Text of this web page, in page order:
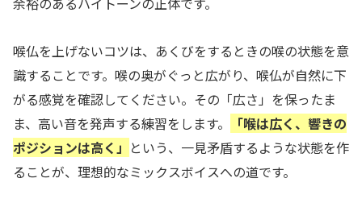
喉仏を上げないコツは、あくびをするときの喉の状態を意
識することです。喉の奥がぐっと広がり、喉仏が自然に下
がる感覚を確認してください。その「広さ」を保ったま
ま、高い音を発声する練習をします。
「喉は広く、響きの
ポジションは高く」 という、一見矛盾するような状態を作
ることが、理想的なミックスボイスへの道です。